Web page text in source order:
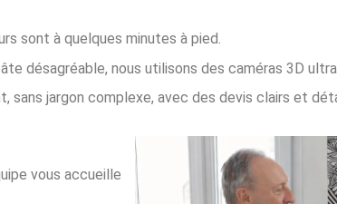
sont à quelques minutes à pied.
désagréable, nous utilisons des caméras 3D
sans jargon complexe, avec des devis clairs et
vous accueille